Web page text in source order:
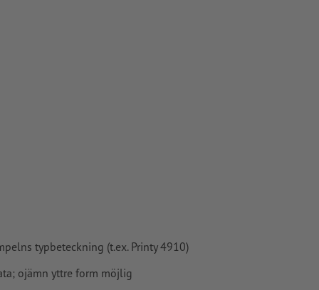
typbeteckning (t.ex. Printy 4910)
ojämn yttre form möjlig